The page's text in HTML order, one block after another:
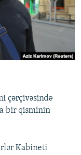
çərçivəsində
bir qisminin
Kabineti